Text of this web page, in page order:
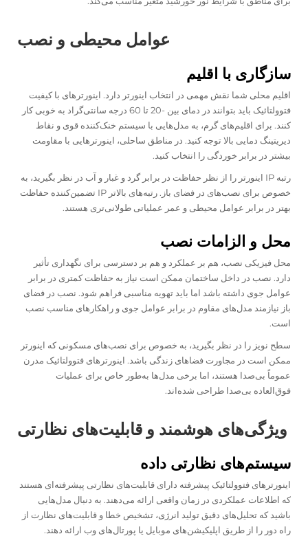
عوامل محیطی و نصب
سازگاری با اقلیم
اقلیم محلی شما نقش مهمی در انتخاب اینورتر دارد. اینورترهای با کیفیت
فتوولتائیک باید بتوانند در دمای بین -20 تا 60 درجه سانتی‌گراد به خوبی کار
کنند. برای اقلیم‌های گرم، به مدل‌هایی با سیستم خنک‌کننده قوی و نقاط
دیریتینگ دمایی بالا توجه کنید. در مناطق ساحلی، اینورترهایی با مقاومت
بیشتر در برابر خوردگی را انتخاب کنید.
رتبه IP اینورتر را از نظر حفاظت در برابر گرد و غبار و آب در نظر بگیرید، به
خصوص برای نصب‌های در فضای باز. رتبه‌های بالاتر IP تضمین‌کننده حفاظت
بهتر در برابر عوامل محیطی و عمر عملیاتی طولانی‌تری هستند.
محل و الزامات نصب
محل فیزیکی نصب، هم بر عملکرد و هم بر دسترسی برای نگهداری تأثیر
دارد. نصب در داخل ساختمان ممکن است نیاز به حفاظت کمتری در برابر
عوامل جوی داشته باشد اما باید تهویه مناسبی فراهم شود. نصب در فضای
باز نیازمند مدل‌های مقاوم در برابر عوامل جوی و راهکارهای مناسب نصب
است.
سطح نویز را در نظر بگیرید، به خصوص برای نصب‌های مسکونی که اینورتر
ممکن است در مجاورت فضاهای زندگی باشد. اینورترهای فتوولتائیک مدرن
عموماً بی‌صدا هستند، اما برخی مدل‌ها به‌طور خاص برای عملیات
فوق‌العاده بی‌صدا طراحی شده‌اند.
ویژگی‌های هوشمند و قابلیت‌های نظارتی
سیستم‌های نظارتی داده
اینورترهای فتوولتائیک پیشرفته دارای قابلیت‌های نظارتی پیشرفته‌ای هستند
که اطلاعات عملکردی در زمان واقعی ارائه می‌دهند. به دنبال مدل‌هایی
باشید که تحلیل‌های دقیق تولید انرژی، تشخیص خطا و قابلیت‌های نظارت از
راه دور را از طریق اپلیکیشن‌های موبایل یا پورتال‌های وب ارائه دهند.